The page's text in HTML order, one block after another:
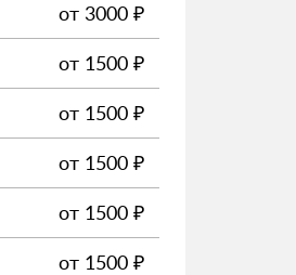
от 3000 ₽
от 1500 ₽
от 1500 ₽
от 1500 ₽
от 1500 ₽
от 1500 ₽